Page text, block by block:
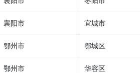
襄阳市 宜城市
鄂州市 鄂城区
鄂州市 华容区